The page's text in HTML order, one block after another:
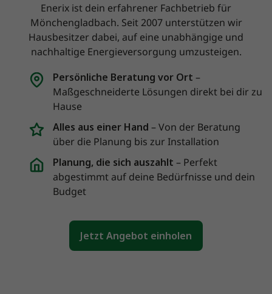
Enerix ist dein erfahrener Fachbetrieb für
Mönchengladbach. Seit 2007 unterstützen wir
Hausbesitzer dabei, auf eine unabhängige und
nachhaltige Energieversorgung umzusteigen.
Persönliche Beratung vor Ort –
Maßgeschneiderte Lösungen direkt bei dir zu
Hause
Alles aus einer Hand – Von der Beratung
über die Planung bis zur Installation
Planung, die sich auszahlt – Perfekt
abgestimmt auf deine Bedürfnisse und dein
Budget
Jetzt Angebot einholen